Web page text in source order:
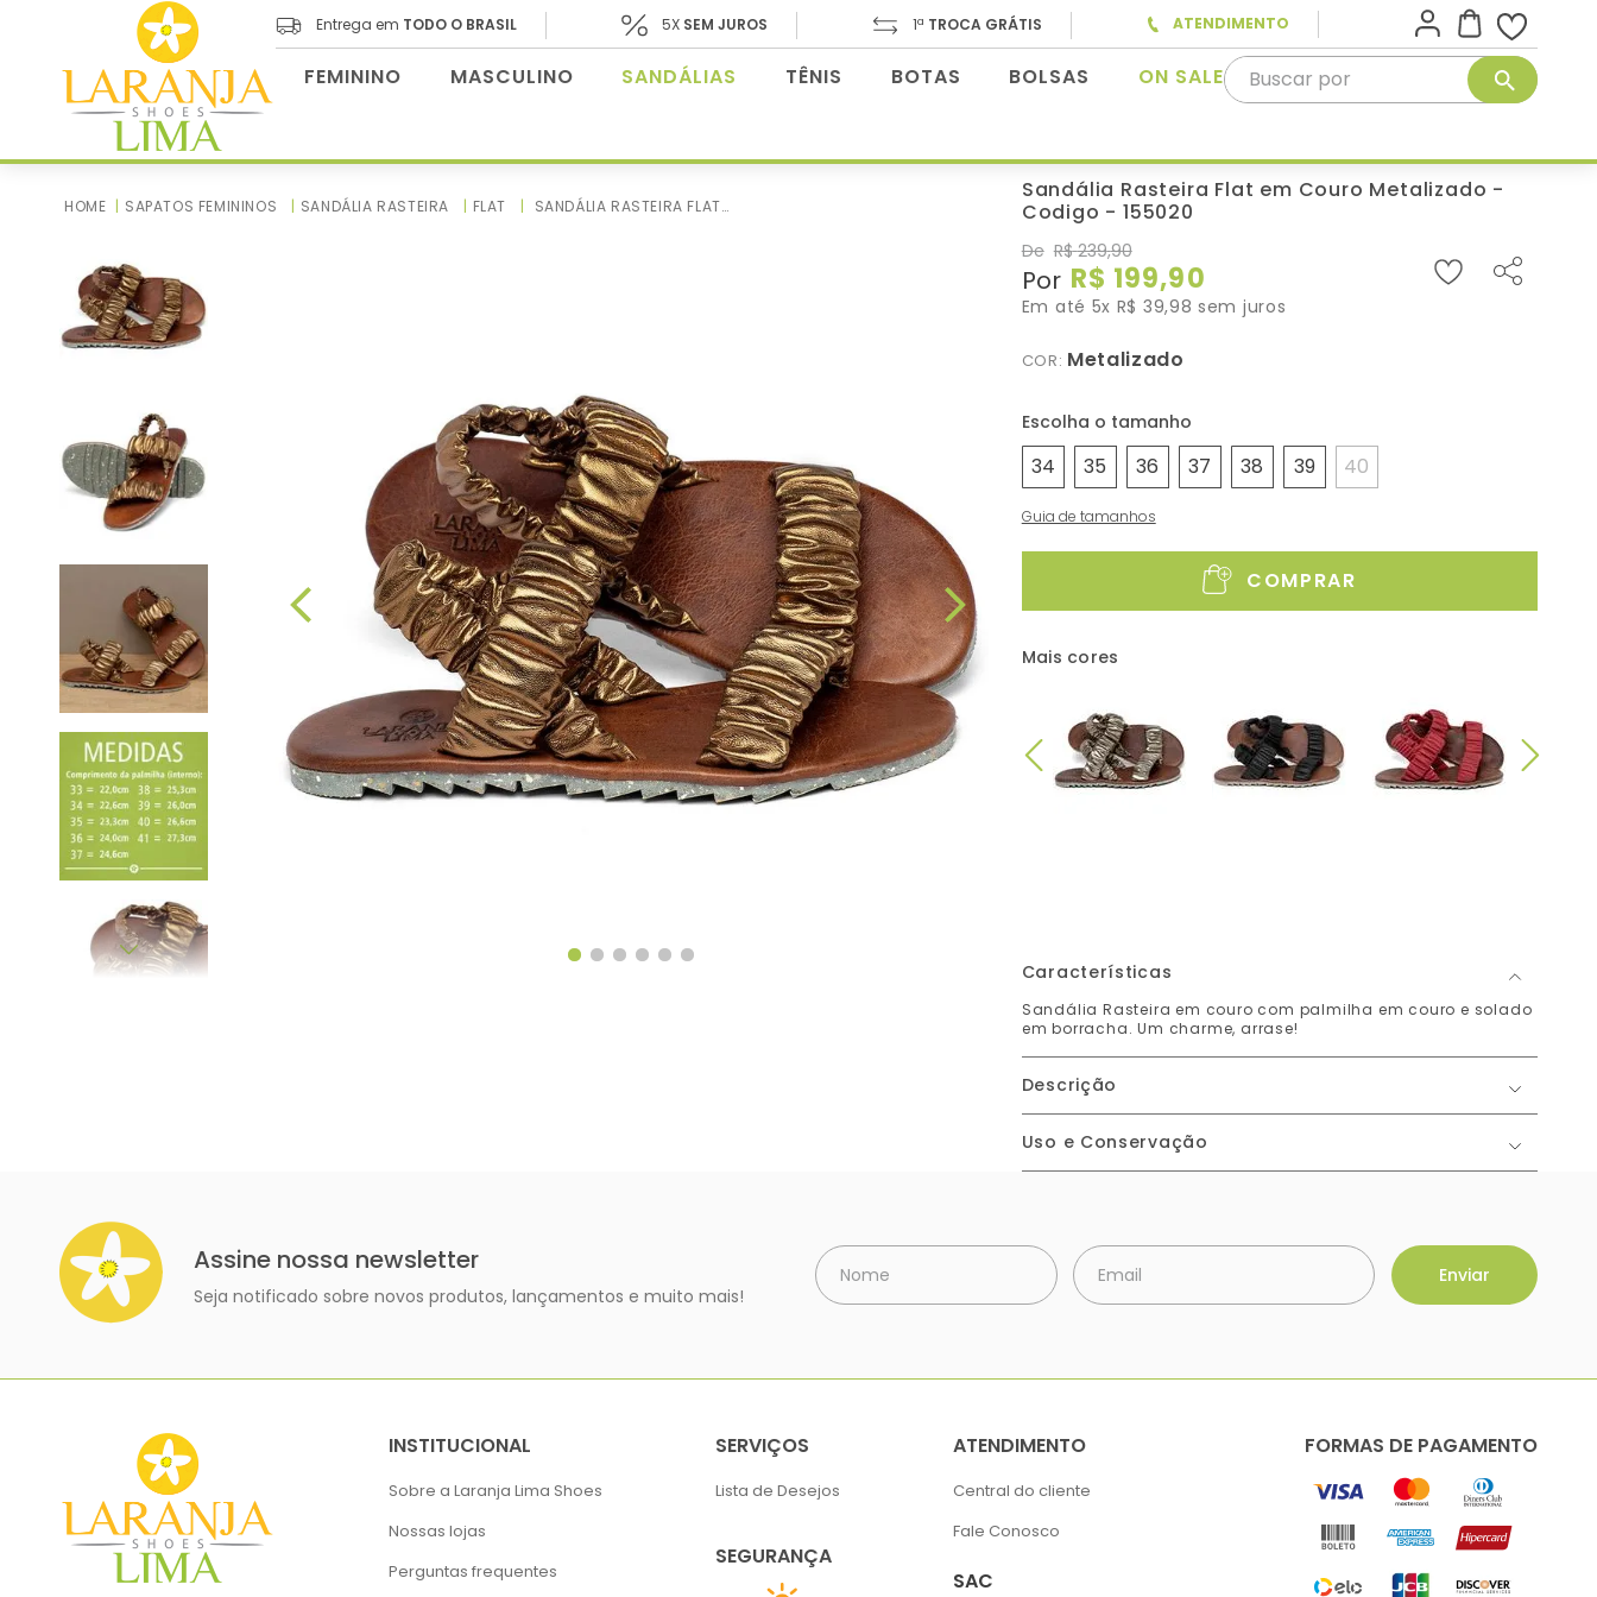
Entrega em TODO O BRASIL 5X SEM JUROS 1ª TROCA GRÁTIS ATENDIMENTO
FEMININO MASCULINO SANDÁLIAS TÊNIS BOTAS BOLSAS ON SALEBuscar por
SAPATOS FEMININOS SANDÁLIA RASTEIRA FLAT SANDÁLIA RASTEIRA FLAT EM COURO METALIZADO - CODIGO - 155020
Sandália Rasteira Flat em Couro Metalizado -
Codigo - 155020
De R$ 239,90
Por R$ 199,90
Em até 5x R$ 39,98 sem juros
COR: Metalizado
34 35 36 37 38 39 40
Guia de tamanhos
COMPRAR
Mais cores
Características
Sandália Rasteira em couro com palmilha em couro e solado
em borracha. Um charme, arrase!
Descrição
Uso e Conservação
Assine nossa newsletter
Seja notificado sobre novos produtos, lançamentos e muito mais!
INSTITUCIONAL
Sobre a Laranja Lima Shoes
Nossas lojas
Perguntas frequentes
SERVIÇOS
Lista de Desejos
SEGURANÇA
ATENDIMENTO
Central do cliente
Fale Conosco
SAC
FORMAS DE PAGAMENTO